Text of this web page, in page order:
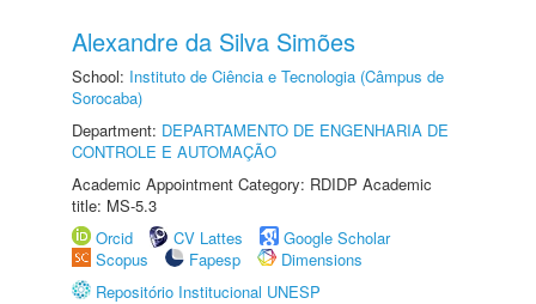
Alexandre da Silva Simões
School: Instituto de Ciência e Tecnologia (Câmpus de
Sorocaba)
Department: DEPARTAMENTO DE ENGENHARIA DE
CONTROLE E AUTOMAÇÃO
Academic Appointment Category: RDIDP Academic
title: MS-5.3
Orcid
CV Lattes
Google Scholar
Scopus
Fapesp
Dimensions
Repositório Institucional UNESP